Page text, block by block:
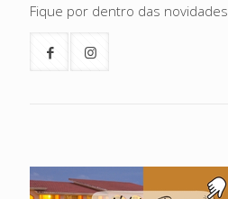
Fique por dentro das